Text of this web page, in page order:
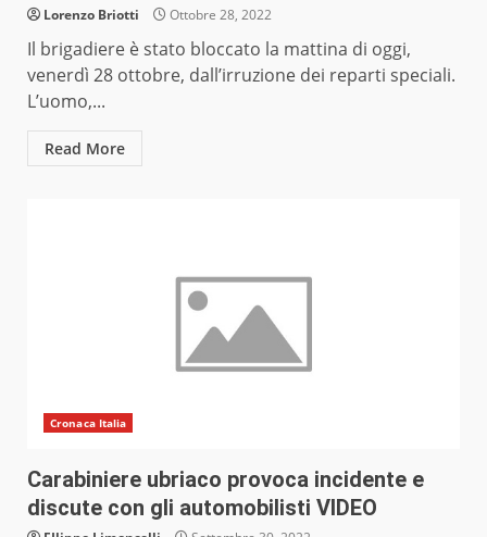
Lorenzo Briotti Ottobre 28, 2022
Il brigadiere è stato bloccato la mattina di oggi,
venerdì 28 ottobre, dall’irruzione dei reparti speciali.
L’uomo,...
Read More
Cronaca Italia
Carabiniere ubriaco provoca incidente e
discute con gli automobilisti VIDEO